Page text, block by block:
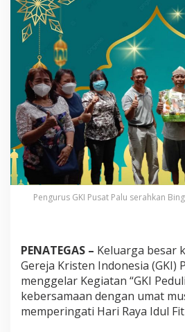
u
r
n
B
i
n
g
k
s
a
u
l
F
i
t
r
Pengurus GKI Pusat Palu serahkan
PENATEGAS – Keluarga besar
Gereja Kristen Indonesia (GKI)
menggelar Kegiatan “GKI
kebersamaan dengan umat
memperingati Hari Raya Idul